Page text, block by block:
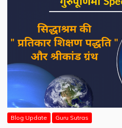
Blog Update Guru Sutras